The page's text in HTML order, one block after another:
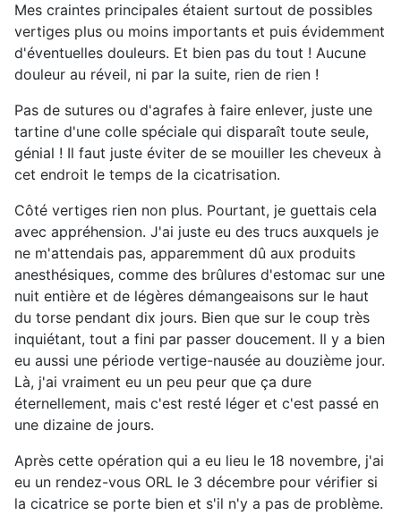
Mes craintes principales étaient surtout de possibles
vertiges plus ou moins importants et puis évidemment
d'éventuelles douleurs. Et bien pas du tout ! Aucune
douleur au réveil, ni par la suite, rien de rien !
Pas de sutures ou d'agrafes à faire enlever, juste une
tartine d'une colle spéciale qui disparaît toute seule,
génial ! Il faut juste éviter de se mouiller les cheveux à
cet endroit le temps de la cicatrisation.
Côté vertiges rien non plus. Pourtant, je guettais cela
avec appréhension. J'ai juste eu des trucs auxquels je
ne m'attendais pas, apparemment dû aux produits
anesthésiques, comme des brûlures d'estomac sur une
nuit entière et de légères démangeaisons sur le haut
du torse pendant dix jours. Bien que sur le coup très
inquiétant, tout a fini par passer doucement. Il y a bien
eu aussi une période vertige-nausée au douzième jour.
Là, j'ai vraiment eu un peu peur que ça dure
éternellement, mais c'est resté léger et c'est passé en
une dizaine de jours.
Après cette opération qui a eu lieu le 18 novembre, j'ai
eu un rendez-vous ORL le 3 décembre pour vérifier si
la cicatrice se porte bien et s'il n'y a pas de problème.